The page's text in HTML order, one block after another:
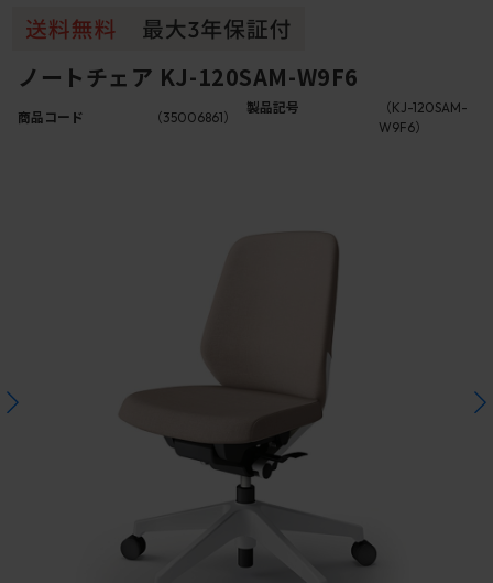
ノートチェア KJ-120SAM-W9F6
商品コード （35006861）
製品記号
（KJ-120SAM-
W9F6）